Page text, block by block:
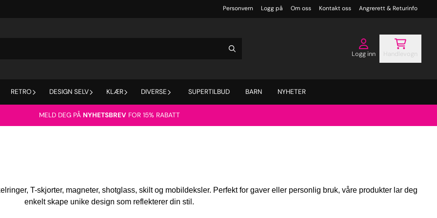
Personvern Logg på Om oss Kontakt oss Angrerett & Returinfo
Logg inn Handlevogn
RETRO DESIGN SELV KLÆR DIVERSE SUPERTILBUD BARN NYHETER
MELD DEG PÅ NYHETSBREV FOR 15% RABATT
T-skjorter, magneter, shotglass, skilt og mobildeksler. Perfekt for gaver eller personlig bruk, våre produkter lar deg
enkelt skape unike design som reflekterer din stil.